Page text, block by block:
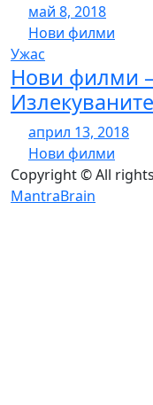
май 8, 2018
Нови филми
Ужас
Нови филми
април 13, 2018
Нови филми
Copyright © All
MantraBrain